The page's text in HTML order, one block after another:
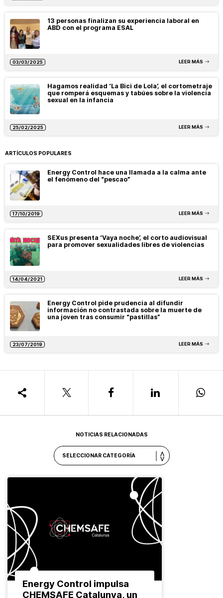
13 personas finalizan su experiencia laboral en
ABD con el programa ESAL
03/03/2025 LEER MÁS
Hagamos realidad ‘La Bici de Lola’, el cortometraje
que romperá esquemas y tabúes sobre la violencia
sexual en la infancia
25/02/2025 LEER MÁS
ARTÍCULOS POPULARES
Energy Control hace una llamada a la calma ante
el fenómeno del “pescao”
17/10/2019 LEER MÁS
SEXus presenta ‘Vaya noche’, el corto audiovisual
para promover sexualidades libres de violencias
14/04/2021 LEER MÁS
Energy Control pide prudencia al difundir
información no contrastada sobre la muerte de
una joven tras consumir “pastillas”
23/07/2019 LEER MÁS
NOTICIAS RELACIONADAS
Energy Control impulsa
CHEMSAFE Catalunya, un